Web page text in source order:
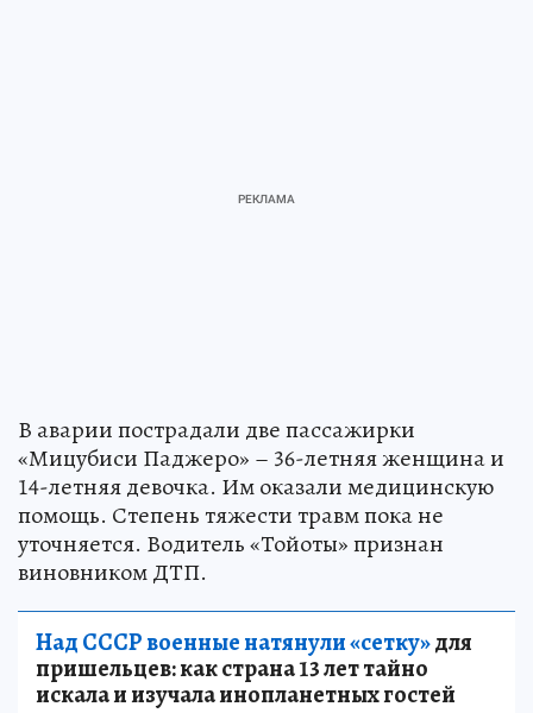
В аварии пострадали две пассажирки
«Мицубиси Паджеро» – 36-летняя женщина и
14-летняя девочка. Им оказали медицинскую
помощь. Степень тяжести травм пока не
уточняется. Водитель «Тойоты» признан
виновником ДТП.
Над СССР военные натянули «сетку»для
пришельцев: как страна 13 лет тайно
искала и изучала инопланетных гостей